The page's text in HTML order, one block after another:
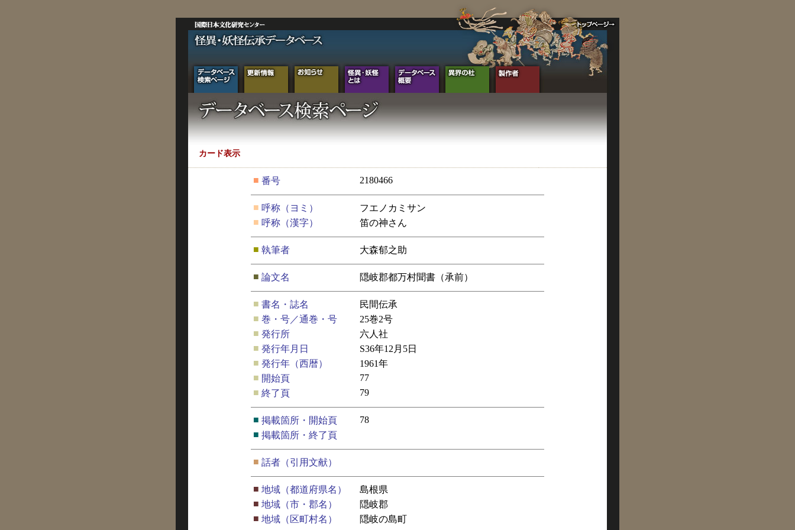
カード表示
■ 番号 2180466
■ 呼称（ヨミ）
フエノカミサン
■ 呼称（漢字） 笛の神さん
■ 執筆者 大森郁之助
■ 論文名 隠岐郡都万村聞書（承前）
■ 書名・誌名
民間伝承
■ 巻・号／通巻・号
25巻2号
■ 発行所
六人社
■ 発行年月日
S36年12月5日
■ 発行年（西暦）
1961年
■ 開始頁
77
■ 終了頁 79
■ 掲載箇所・開始頁
78
■ 掲載箇所・終了頁
■ 話者（引用文献）
■ 地域（都道府県名）
島根県
■ 地域（市・郡名）
隠岐郡
■ 地域（区町村名） 隠岐の島町